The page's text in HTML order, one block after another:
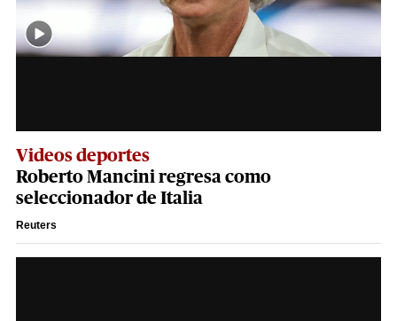
Videos deportes
Roberto Mancini regresa como
seleccionador de Italia
Reuters